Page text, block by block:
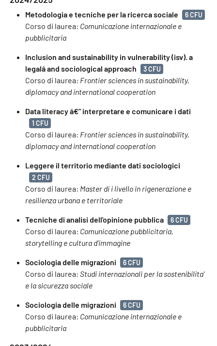
Metodologia e tecniche per la ricerca sociale 6 CFU
Corso di laurea: Comunicazione internazionale e
pubblicitaria
Inclusion and sustainability in vulnerability (isv). a
legalâ and sociological approach
3 CFU
Corso di laurea: Frontier sciences in sustainability,
diplomacy and international cooperation
Data literacy â€“ interpretare e comunicare i dati
1 CFU
Corso di laurea: Frontier sciences in sustainability,
diplomacy and international cooperation
Leggere il territorio mediante dati sociologici
2 CFU
Corso di laurea: Master di i livello in rigenerazione e
resilienza urbana e territoriale
Tecniche di analisi dell'opinione pubblica 6 CFU
Corso di laurea: Comunicazione pubblicitaria,
storytelling e cultura d'immagine
Sociologia delle migrazioni 6 CFU
Corso di laurea: Studi internazionali per la sostenibilita'
e la sicurezza sociale
Sociologia delle migrazioni 6 CFU
Corso di laurea: Comunicazione internazionale e
pubblicitaria